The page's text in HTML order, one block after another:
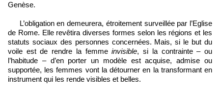
Genèse.
L’obligation en demeurera, étroitement surveillée par l’Eglise
de Rome. Elle revêtira diverses formes selon les régions et les
statuts sociaux des personnes concernées. Mais, si le but du
voile est de rendre la femmeinvisible, si la contrainte – ou
l’habitude – d’en porter un modèle est acquise, admise ou
supportée, les femmes vont la détourner en la transformant en
instrument qui les rende visibles et belles.